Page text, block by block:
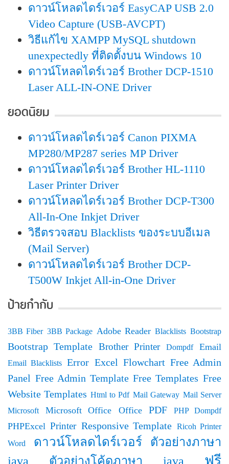
ดาวน์โหลดไดร์เวอร์ EasyCAP USB 2.0
Video Capture (USB-AVCPT)
วิธีแก้ไข XAMPP MySQL shutdown
unexpectedly ที่ติดตั้งบน Windows 10
ดาวน์โหลดไดร์เวอร์ Brother DCP-1510
Laser ALL-IN-ONE Driver
ยอดนิยม
ดาวน์โหลดไดร์เวอร์ Canon PIXMA
MP280/MP287 series MP Driver
ดาวน์โหลดไดร์เวอร์ Brother HL-1110
Laser Printer Driver
ดาวน์โหลดไดร์เวอร์ Brother DCP-T300
All-In-One Inkjet Driver
วิธีตรวจสอบ Blacklists ของระบบอีเมล
(Mail Server)
ดาวน์โหลดไดร์เวอร์ Brother DCP-
T500W Inkjet All-in-One Driver
ป้ายกำกับ
3BB Fiber 3BB Package Adobe Reader Blacklists Bootstrap
Bootstrap Template Brother Printer Dompdf Email
Email Blacklists Error Excel Flowchart Free Admin
Panel Free Admin Template Free Templates Free
Website Templates Html to Pdf Mail Gateway Mail Server
Microsoft
Microsoft Office Office PDF PHP Dompdf
PHPExcel Printer Responsive Template Ricoh Printer
Word
ดาวน์โหลดไดร์เวอร์
ตัวอย่างภาษา
java
ตัวอย่างโค้ดภาษา java ฟรี